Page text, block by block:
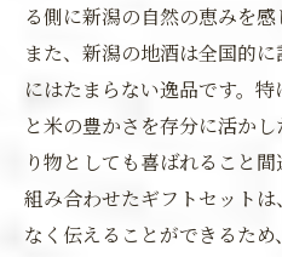
る側に新潟の自然の恵みを感
また、新潟の地酒は全国的
にはたまらない逸品です。
と米の豊かさを存分に活か
り物としても喜ばれること
組み合わせたギフトセット
なく伝えることができるため